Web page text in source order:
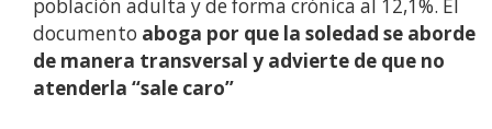
población adulta y de forma crónica al 12,1%. El
documento aboga por que la soledad se aborde
de manera transversal y advierte de que no
atenderla “sale caro”